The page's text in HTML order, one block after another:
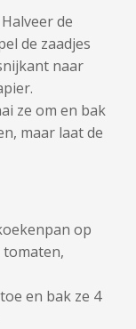
de
de zaadjes
naar
ze om en bak
maar laat de
op
en bak ze 4